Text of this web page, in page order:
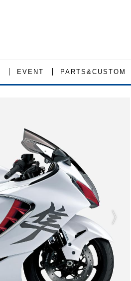
EVENT PARTS&CUSTOM